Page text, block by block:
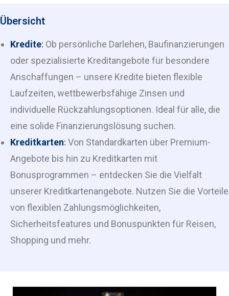
Übersicht
Kredite: Ob persönliche Darlehen, Baufinanzierungen
oder spezialisierte Kreditangebote für besondere
Anschaffungen – unsere Kredite bieten flexible
Laufzeiten, wettbewerbsfähige Zinsen und
individuelle Rückzahlungsoptionen. Ideal für alle, die
eine solide Finanzierungslösung suchen.
Kreditkarten:Von Standardkarten über Premium-
Angebote bis hin zu Kreditkarten mit
Bonusprogrammen – entdecken Sie die Vielfalt
unserer Kreditkartenangebote. Nutzen Sie die Vorteile
von flexiblen Zahlungsmöglichkeiten,
Sicherheitsfeatures und Bonuspunkten für Reisen,
Shopping und mehr.